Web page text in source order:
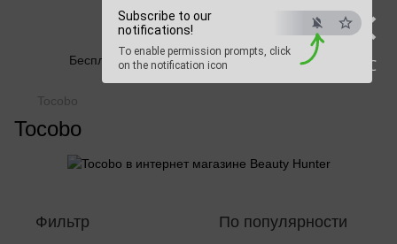
×
ESC
Subscribe to our
notifications!
To enable permission prompts, click
on the notification icon
Beauty Hunter
Бесплатная доставка при заказе от 2500 грн
Tocobo
Tocobo
Фильтр По популярности